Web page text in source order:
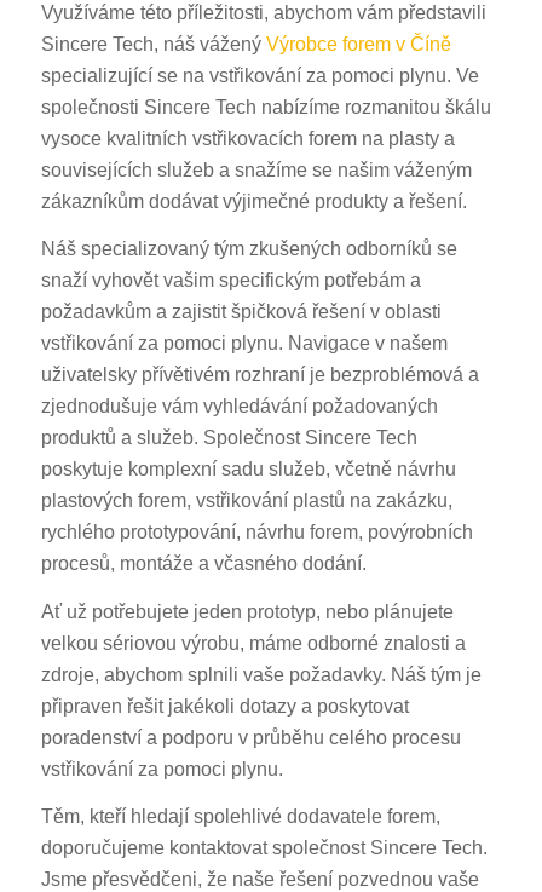
Využíváme této příležitosti, abychom vám představili
Sincere Tech, náš vážený Výrobce forem v Číně
specializující se na vstřikování za pomoci plynu. Ve
společnosti Sincere Tech nabízíme rozmanitou škálu
vysoce kvalitních vstřikovacích forem na plasty a
souvisejících služeb a snažíme se našim váženým
zákazníkům dodávat výjimečné produkty a řešení.
Náš specializovaný tým zkušených odborníků se
snaží vyhovět vašim specifickým potřebám a
požadavkům a zajistit špičková řešení v oblasti
vstřikování za pomoci plynu. Navigace v našem
uživatelsky přívětivém rozhraní je bezproblémová a
zjednodušuje vám vyhledávání požadovaných
produktů a služeb. Společnost Sincere Tech
poskytuje komplexní sadu služeb, včetně návrhu
plastových forem, vstřikování plastů na zakázku,
rychlého prototypování, návrhu forem, povýrobních
procesů, montáže a včasného dodání.
Ať už potřebujete jeden prototyp, nebo plánujete
velkou sériovou výrobu, máme odborné znalosti a
zdroje, abychom splnili vaše požadavky. Náš tým je
připraven řešit jakékoli dotazy a poskytovat
poradenství a podporu v průběhu celého procesu
vstřikování za pomoci plynu.
Těm, kteří hledají spolehlivé dodavatele forem,
doporučujeme kontaktovat společnost Sincere Tech.
Jsme přesvědčeni, že naše řešení pozvednou vaše